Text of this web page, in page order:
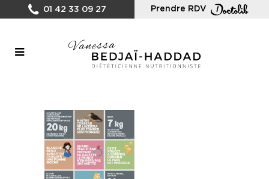
01 42 33 09 27 Prendre RDV